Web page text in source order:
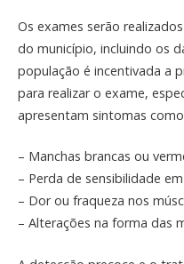
Os exames serão
do município, incluindo os
população é incentivada a
para realizar o exame,
apresentam sintomas
– Manchas brancas ou
– Perda de sensibilidade
– Dor ou fraqueza nos
– Alterações na forma das